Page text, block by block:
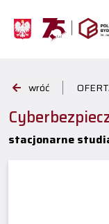
wróć
stacjonarne